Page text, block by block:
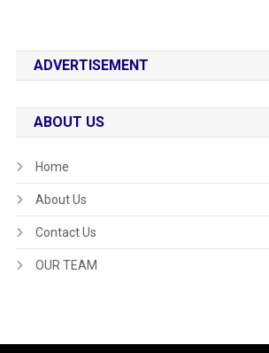
ADVERTISEMENT
ABOUT US
Home
About Us
Contact Us
OUR TEAM